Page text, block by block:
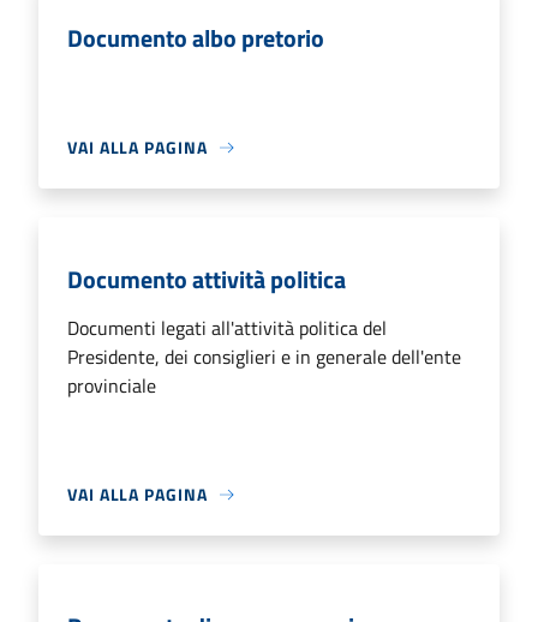
Documento albo pretorio
VAI ALLA PAGINA
Documento attività politica
Documenti legati all'attività politica del
Presidente, dei consiglieri e in generale dell'ente
provinciale
VAI ALLA PAGINA